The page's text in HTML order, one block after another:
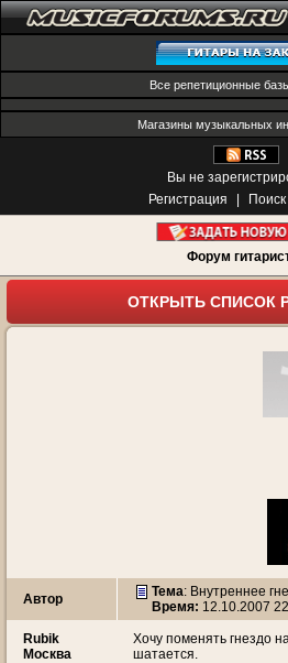
Все репетиционные
Магазины музыкальных
Вы не
Регистрация
Поиск
Форум
ОТКРЫТЬ СПИСОК
Автор Тема: Внутреннее
Время: 12.10.2007
Rubik
Москва
Хочу поменять гнездо
шатается.